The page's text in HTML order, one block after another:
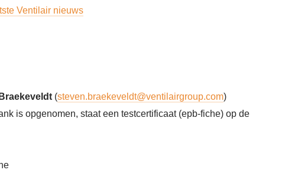
Ventilair nieuws
(steven.braekeveldt@ventilairgroup.com)
is opgenomen, staat een testcertificaat (epb-fiche) op de